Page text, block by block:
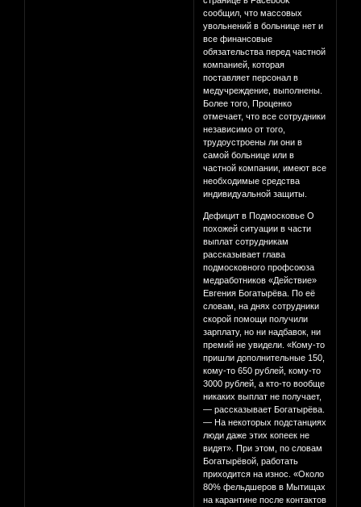
сообщил, что массовых
увольнений в больнице нет и
все финансовые
обязательства перед частной
компанией, которая
поставляет персонал в
медучреждение, выполнены.
Более того, Проценко
отмечает, что все сотрудники
независимо от того,
трудоустроены ли они в
самой больнице или в
частной компании, имеют все
необходимые средства
индивидуальной защиты.
Дефицит в Подмосковье О
похожей ситуации в части
выплат сотрудникам
рассказывает глава
подмосковного профсоюза
медработников «Действие»
Евгения Богатырёва. По её
словам, на днях сотрудники
скорой помощи получили
зарплату, но ни надбавок, ни
премий не увидели. «Кому-то
пришли дополнительные 150,
кому-то 650 рублей, кому-то
3000 рублей, а кто-то вообще
никаких выплат не получает,
— рассказывает Богатырёва.
— На некоторых подстанциях
люди даже этих копеек не
видят». При этом, по словам
Богатырёвой, работать
приходится на износ. «Около
80% фельдшеров в Мытищах
на карантине после контактов